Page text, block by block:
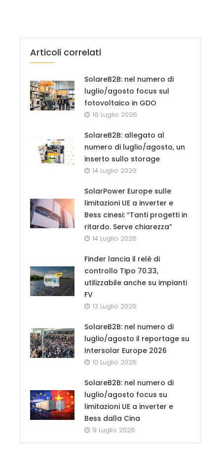
Articoli correlati
SolareB2B: nel numero di
luglio/agosto focus sul
fotovoltaico in GDO
16 Luglio 2026
SolareB2B: allegato al
numero di luglio/agosto, un
inserto sullo storage
14 Luglio 2026
SolarPower Europe sulle
limitazioni UE a inverter e
Bess cinesi: “Tanti progetti in
ritardo. Serve chiarezza”
14 Luglio 2026
Finder lancia il relè di
controllo Tipo 70.33,
utilizzabile anche su impianti
FV
13 Luglio 2026
SolareB2B: nel numero di
luglio/agosto il reportage su
Intersolar Europe 2026
10 Luglio 2026
SolareB2B: nel numero di
luglio/agosto focus su
limitazioni UE a inverter e
Bess dalla Cina
9 Luglio 2026